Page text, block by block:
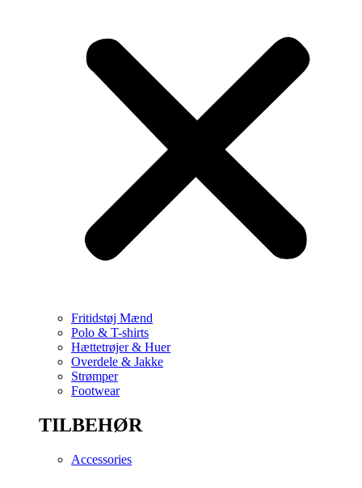
Fritidstøj Mænd
Polo & T-shirts
Hættetrøjer & Huer
Overdele & Jakke
Strømper
Footwear
TILBEHØR
Accessories